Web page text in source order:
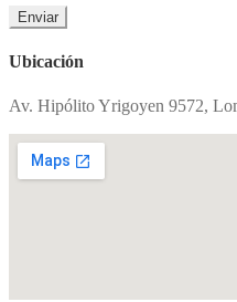
Ubicación
Av. Hipólito Yrigoyen 9572,